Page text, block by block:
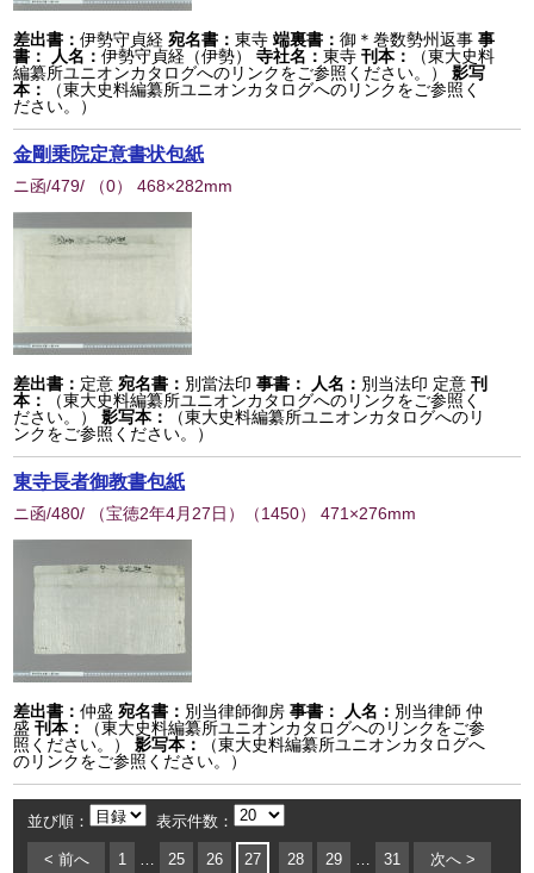
差出書：伊勢守貞経 宛名書：東寺 端裏書：御＊巻数勢州返事 事
書：
人名：伊勢守貞経（伊勢） 寺社名：東寺 刊本：
（東大史料
編纂所ユニオンカタログへのリンクをご参照ください。）
影写
本：
（東大史料編纂所ユニオンカタログへのリンクをご参照く
ださい。）
金剛乗院定意書状包紙
ニ函/479/ （0） 468×282mm
差出書： 定意 宛名書： 別當法印 事書： 人名： 別当法印 定意 刊
本：
（東大史料編纂所ユニオンカタログへのリンクをご参照く
ださい。）
影写本：
（東大史料編纂所ユニオンカタログへのリ
ンクをご参照ください。）
東寺長者御教書包紙
ニ函/480/ （宝徳2年4月27日） （1450） 471×276mm
差出書：仲盛 宛名書： 別当律師御房 事書： 人名： 別当律師 仲
盛 刊本：
（東大史料編纂所ユニオンカタログへのリンクをご参
照ください。）
影写本：
（東大史料編纂所ユニオンカタログへ
のリンクをご参照ください。）
並び順： 表示件数：
< 前へ 1 … 25 26 27 28 29 … 31 次へ >